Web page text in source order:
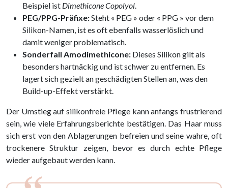
Beispiel ist Dimethicone Copolyol.
PEG/PPG-Präfixe:Steht « PEG » oder « PPG » vor dem
Silikon-Namen, ist es oft ebenfalls wasserlöslich und
damit weniger problematisch.
Sonderfall Amodimethicone: Dieses Silikon gilt als
besonders hartnäckig und ist schwer zu entfernen. Es
lagert sich gezielt an geschädigten Stellen an, was den
Build-up-Effekt verstärkt.
Der Umstieg auf silikonfreie Pflege kann anfangs frustrierend
sein, wie viele Erfahrungsberichte bestätigen. Das Haar muss
sich erst von den Ablagerungen befreien und seine wahre, oft
trockenere Struktur zeigen, bevor es durch echte Pflege
wieder aufgebaut werden kann.